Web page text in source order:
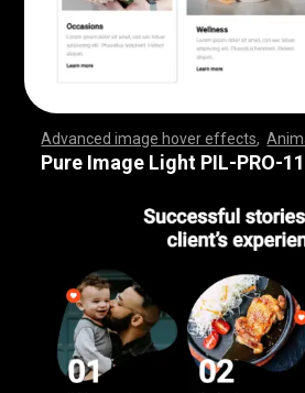
Advanced image hover effects ,
,,,,,,,,,,,,,,,,,,,,,,,,,,,,,,,,, ,,,,,,
,,,,,,,,,,,,,,,,,,,,,,,,,,,,,,,,, ,,,,,,
,,,,,,,,,,,,,,,,,,,,,,,,,,,,,,,,, ,,,,,,
Pure Image Light PIL-PRO-